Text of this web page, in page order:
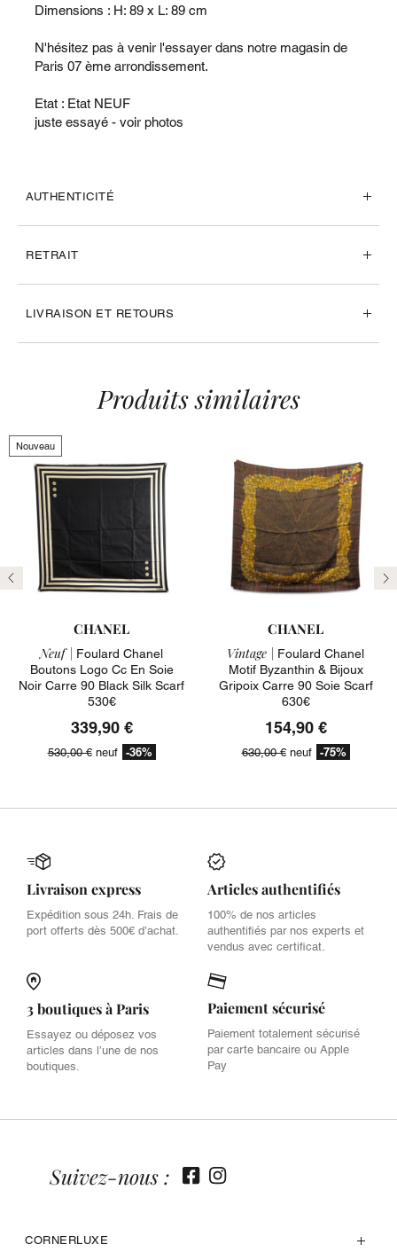
Dimensions : H: 89 x L: 89 cm
N'hésitez pas à venir l'essayer dans notre magasin de
Paris 07 ème arrondissement.
Etat : Etat NEUF
juste essayé - voir photos
AUTHENTICITÉ
RETRAIT
LIVRAISON ET RETOURS
Précédent
Produits similaires
Nouveau
CHANEL
Neuf | Foulard Chanel
Boutons Logo Cc En Soie
Noir Carre 90 Black Silk Scarf
530€
339,90 €
530,00 €neuf -36%
CHANEL
Vintage | Foulard Chanel
Motif Byzanthin & Bijoux
Gripoix Carre 90 Soie Scarf
630€
154,90 €
630,00 €neuf -75%
Livraison express
Expédition sous 24h. Frais de
port offerts dès 500€ d’achat.
Articles authentifiés
100% de nos articles
authentifiés par nos experts et
vendus avec certificat.
3 boutiques à Paris
Essayez ou déposez vos
articles dans l’une de nos
boutiques.
Paiement sécurisé
Paiement totalement sécurisé
par carte bancaire ou Apple
Pay
CORNERLUXE
Suivez-nous :